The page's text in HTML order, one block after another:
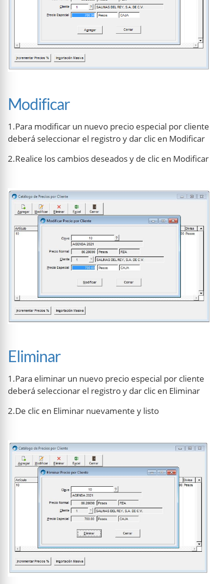
Modificar
1.Para modificar un nuevo precio especial por cliente
deberá seleccionar el registro y dar clic en Modificar
2.Realice los cambios deseados y de clic en Modificar
Eliminar
1.Para eliminar un nuevo precio especial por cliente
deberá seleccionar el registro y dar clic en Eliminar
2.De clic en Eliminar nuevamente y listo